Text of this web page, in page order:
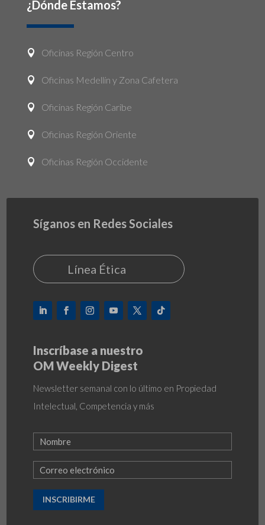
¿Dónde Estamos?
 Oficinas Región Centro
 Oficinas Medellín y Zona Cafetera
 Oficinas Región Caribe
 Oficinas Región Oriente
 Oficinas Región Occidente
Síganos en Redes Sociales
Línea Ética
Inscríbase a nuestro
OM Weekly Digest
Newsletter semanal con lo último en Propiedad
Intelectual, Competencia y más
INSCRIBIRME